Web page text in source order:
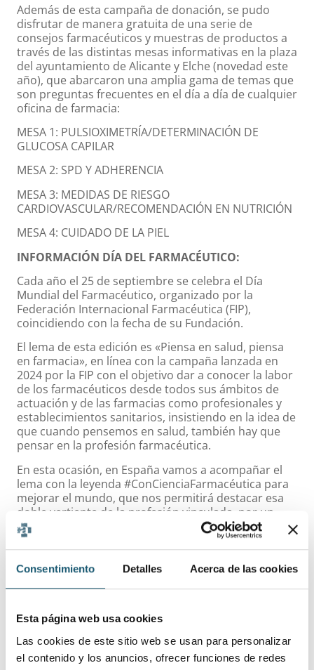
Consentimiento Detalles Acerca de las cookies
Esta página web usa cookies
Las cookies de este sitio web se usan para personalizar
el contenido y los anuncios, ofrecer funciones de redes
Además de esta campaña de donación, se pudo
disfrutar de manera gratuita de una serie de
consejos farmacéuticos y muestras de productos a
través de las distintas mesas informativas en la plaza
del ayuntamiento de Alicante y Elche (novedad este
año), que abarcaron una amplia gama de temas que
son preguntas frecuentes en el día a día de cualquier
oficina de farmacia:
MESA 1: PULSIOXIMETRÍA/DETERMINACIÓN DE
GLUCOSA CAPILAR
MESA 2: SPD Y ADHERENCIA
MESA 3: MEDIDAS DE RIESGO
CARDIOVASCULAR/RECOMENDACIÓN EN NUTRICIÓN
MESA 4: CUIDADO DE LA PIEL
INFORMACIÓN DÍA DEL FARMACÉUTICO:
Cada año el 25 de septiembre se celebra el Día
Mundial del Farmacéutico, organizado por la
Federación Internacional Farmacéutica (FIP),
coincidiendo con la fecha de su Fundación.
El lema de esta edición es «Piensa en salud, piensa
en farmacia», en línea con la campaña lanzada en
2024 por la FIP con el objetivo dar a conocer la labor
de los farmacéuticos desde todos sus ámbitos de
actuación y de las farmacias como profesionales y
establecimientos sanitarios, insistiendo en la idea de
que cuando pensemos en salud, también hay que
pensar en la profesión farmacéutica.
En esta ocasión, en España vamos a acompañar el
lema con la leyenda #ConCienciaFarmacéutica para
mejorar el mundo, que nos permitirá destacar esa
doble vertiente de la profesión vinculada, por un
lado, a la ciencia farmacéutica y, por otra, a la
creciente labor social que desarrolla.
Desde FIP recuerdan como países de todo el mundo
siguen enfrentándose a nuevos retos complejos e
interconectados, desde la resistencia a los
hasta el cambio climático y las dificultades
financieras. Un horizonte en el que reforzar los
sistemas sanitarios con la aportación de los
profesionales sigue siendo una preocupación.